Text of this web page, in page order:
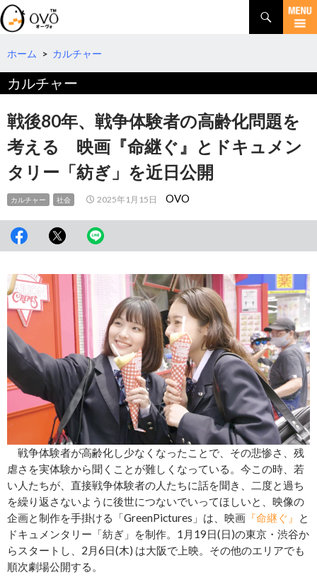
検
索
コ
テ
ツ
へ
移
動
ホーム > カルチャー
カルチャー
戦後80年、戦争体験者の高齢化問題を
考える 映画『命継ぐ』とドキュメン
タリー「紡ぎ」を近日公開
カルチャー 社会 2025年1月15日 OVO
戦争体験者が高齢化し少なくなったことで、その悲惨さ、残
虐さを実体験から聞くことが難しくなっている。今この時、若
い人たちが、直接戦争体験者の人たちに話を聞き、二度と過ち
を繰り返さないように後世につないでいってほしいと、映像の
企画と制作を手掛ける「GreenPictures」は、映画 『命継ぐ』
と
ドキュメンタリー「紡ぎ」を制作。1月19日(日)の東京・渋谷か
らスタートし、2月6日(木) は大阪で上映。その他のエリアでも
順次劇場公開する。